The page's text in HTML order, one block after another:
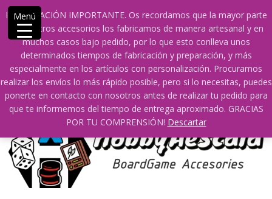
INFORMACIÓN IMPORTANTE. Os recordamos que la mayor parte
de nuestros accesorios los fabricamos de manera artesanal y en
muchos casos bajo pedido, por lo que esto conlleva unos
determinados tiempos de fabricación y preparación, y más
especialmente en los artículos con personalización. Procuramos
realizar los envíos lo más rápido posible, pero si lo necesitas, puedes
ponerte en contacto con nosotros antes de realizar tu pedido para
que te informemos del tiempo de entrega aproximado. GRACIAS
POR TU COMPRENSIÓN! Descartar
Saltar
contenido
609241475 SOLO DE 10:00 a 14:00
info@hobbyaescala.com
San Fernando de Henares
10:00 - 14:00
Mi cuenta
0 0
Menú